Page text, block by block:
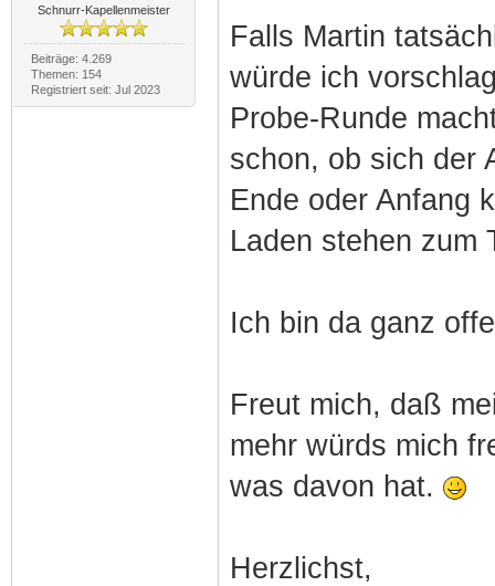
Schnurr-Kapellenmeister
Beiträge: 4.269
Themen: 154
Registriert seit: Jul 2023
Falls Martin
würde ich
Probe-Runde
schon, ob sich der
Ende oder Anfang
Laden stehen zum
Ich bin da ganz
Freut mich, daß
mehr würds mich
was davon hat.
Herzlichst,